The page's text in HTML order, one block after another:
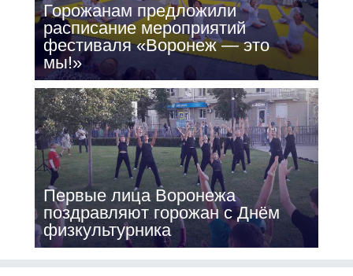
Горожанам предложили
расписание мероприятий
фестиваля «Воронеж — это
мы!»
Первые лица Воронежа
поздравляют горожан с Днём
физкультурника